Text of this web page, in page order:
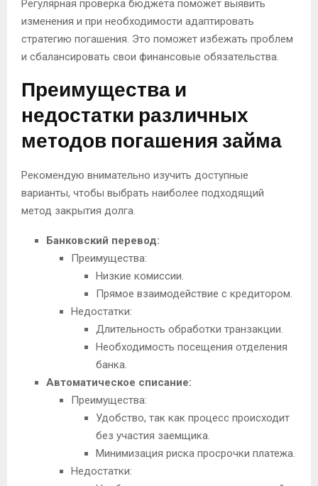
Регулярная проверка бюджета поможет выявить
изменения и при необходимости адаптировать
стратегию погашения. Это поможет избежать проблем
и сбалансировать свои финансовые обязательства.
Преимущества и
недостатки различных
методов погашения займа
Рекомендую внимательно изучить доступные
варианты, чтобы выбрать наиболее подходящий
метод закрытия долга.
Банковский перевод:
Преимущества:
Низкие комиссии.
Прямое взаимодействие с кредитором.
Недостатки:
Длительность обработки транзакции.
Необходимость посещения отделения
банка.
Автоматическое списание:
Преимущества:
Удобство, так как процесс происходит
без участия заемщика.
Минимизация риска просрочки платежа.
Недостатки: